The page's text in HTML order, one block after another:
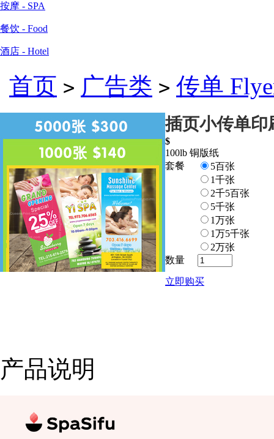
按摩 - SPA
餐饮 - Food
酒店 - Hotel
首页 > 广告类 > 传单
插页小传单印
$
100lb 铜版纸
套餐
5百张
1千张
2千5百张
5千张
1万张
1万5千张
2万张
数量
立即购买
产品说明